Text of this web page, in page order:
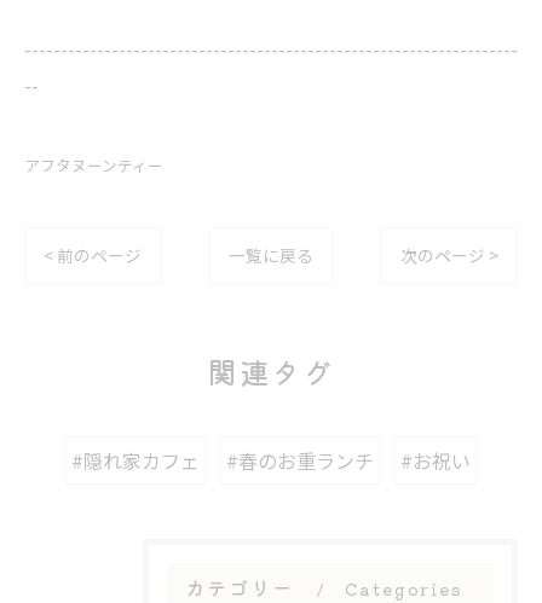
--------------------------------------------------------------------
--
アフタヌーンティー
< 前のページ 一覧に戻る 次のページ >
関連タグ
#隠れ家カフェ #春のお重ランチ #お祝い
カテゴリー Categories